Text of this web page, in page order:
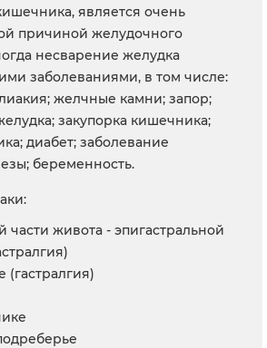
является очень
причиной желудочного
несварение желудка
заболеваниями, в том числе:
желчные камни; запор;
закупорка кишечника;
диабет; заболевание
беременность.
части живота - эпигастральной
(гастралгия)